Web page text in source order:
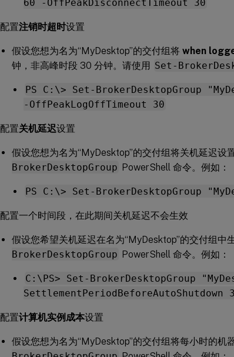
60 -OffPeakDisconnectTimeout 30
配置注销时超时设置
假设您想为名为“MyDesktop”的交付组将 when
钟，非高峰时段 30 分钟。请使用 Set-
PS C:\> Set-BrokerDesktopGroup
-OffPeakLogOffTimeout 30
配置关机延迟设置
假设您想为名为“MyDesktop”的交付组将关机延迟设
BrokerDesktopGroup PowerShell 命令。例如：
PS C:\> Set-BrokerDesktopGroup
配置一个时间段，在此期间关机延迟不会生效
假设您希望关机延迟在名为“MyDesktop”的交付组中
BrokerDesktopGroup PowerShell 命令。例如：
C:\PS> Set-BrokerDesktopGroup
SettlementPeriodBeforeAutoShutdown
配置计算机实例成本设置
假设您想为名为“MyDesktop”的交付组将每小时的机